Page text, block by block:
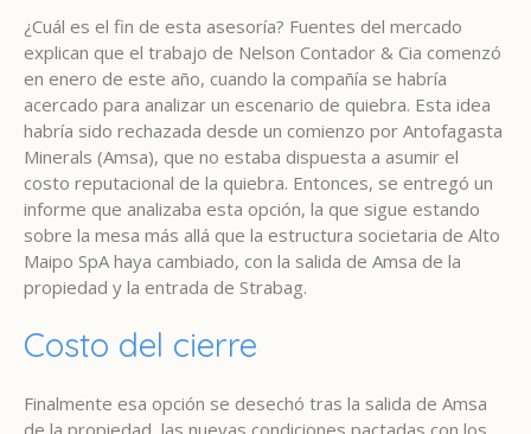
¿Cuál es el fin de esta asesoría? Fuentes del mercado
explican que el trabajo de Nelson Contador & Cia comenzó
en enero de este año, cuando la compañía se habría
acercado para analizar un escenario de quiebra. Esta idea
habría sido rechazada desde un comienzo por Antofagasta
Minerals (Amsa), que no estaba dispuesta a asumir el
costo reputacional de la quiebra. Entonces, se entregó un
informe que analizaba esta opción, la que sigue estando
sobre la mesa más allá que la estructura societaria de Alto
Maipo SpA haya cambiado, con la salida de Amsa de la
propiedad y la entrada de Strabag.
Costo del cierre
Finalmente esa opción se desechó tras la salida de Amsa
de la propiedad, las nuevas condiciones pactadas con los